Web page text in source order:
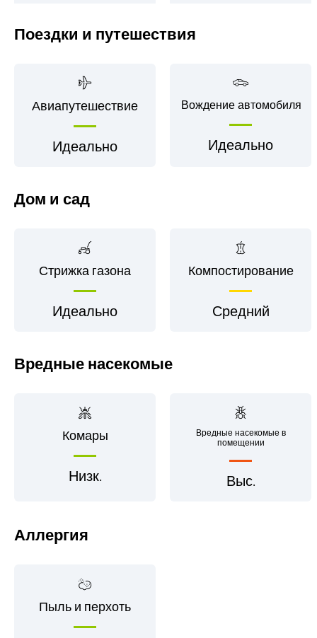
Поездки и путешествия
Авиапутешествие
Идеально
Вождение автомобиля
Идеально
Дом и сад
Стрижка газона
Идеально
Компостирование
Средний
Вредные насекомые
Комары
Низк.
Вредные насекомые в
помещении
Выс.
Аллергия
Пыль и перхоть